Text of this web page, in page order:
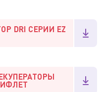
DRI СЕРИИ EZ